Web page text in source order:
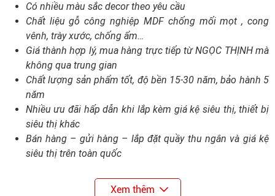
Có nhiều màu sắc decor theo yêu cầu
Chất liệu gỗ công nghiệp MDF chống mối mọt , cong
vênh, trày xước, chống ẩm…
Giá thành hợp lý, mua hàng trực tiếp từ NGỌC THỊNH mà
không qua trung gian
Chất lượng sản phẩm tốt, độ bền 15-30 năm, bảo hành 5
năm
Nhiều ưu đãi hấp dẫn khi lắp kèm giá kệ siêu thị, thiết bị
siêu thị khác
Bán hàng – gửi hàng – lắp đặt quầy thu ngân và giá kệ
siêu thị trên toàn quốc
Xem thêm